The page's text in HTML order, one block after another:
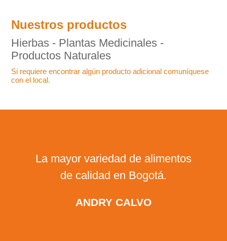
Nuestros productos
Hierbas - Plantas Medicinales -
Productos Naturales
Si requiere encontrar algún producto adicional comuníquese
con el local.
La mayor variedad de alimentos
de calidad en Bogotá.
ANDRY CALVO